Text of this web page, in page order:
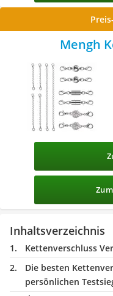
Mengh
Inhaltsverzeichnis
Kettenverschluss
Die besten
persönlichen